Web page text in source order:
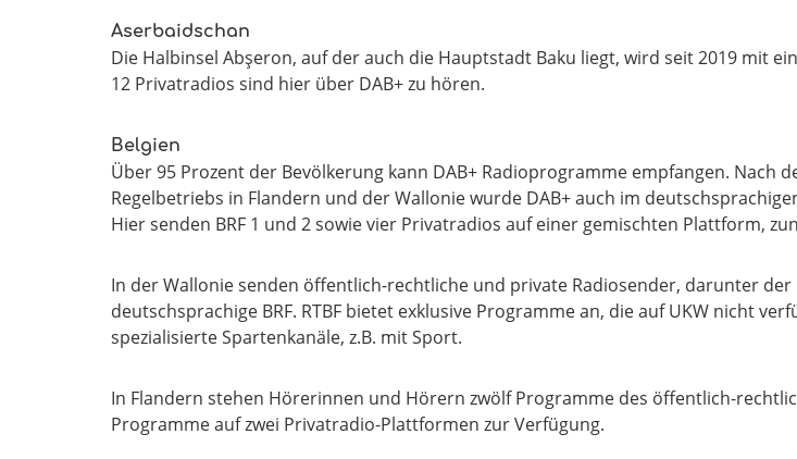
Aserbaidschan
Die Halbinsel Abşeron, auf der auch die Hauptstadt Baku liegt, wird seit 2019 mit
12 Privatradios sind hier über DAB+ zu hören.
Belgien
Über 95 Prozent der Bevölkerung kann DAB+ Radioprogramme empfangen. Nach
Regelbetriebs in Flandern und der Wallonie wurde DAB+ auch im
Hier senden BRF 1 und 2 sowie vier Privatradios auf einer gemischten Plattform,
In der Wallonie senden öffentlich-rechtliche und private Radiosender, darunter der
deutschsprachige BRF. RTBF bietet exklusive Programme an, die auf UKW nicht
spezialisierte Spartenkanäle, z.B. mit Sport.
In Flandern stehen Hörerinnen und Hörern zwölf Programme des öffentlich-
Programme auf zwei Privatradio-Plattformen zur Verfügung.